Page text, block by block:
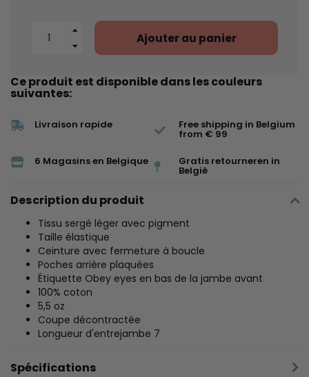
Ajouter au panier
Ce produit est disponible dans les couleurs
suivantes:
Livraison rapide Free shipping in Belgium
from € 99
6 Magasins en Belgique Gratis retourneren in
België
Description du produit
Tissu sergé léger avec pigment
Taille élastique
Ceinture avec fermeture à boucle
Poches arrière plaquées
Étiquette Obey eyes en bas de la jambe avant
100% coton
5,5 oz
Coupe décontractée
Longueur d'entrejambe 7
Spécifications